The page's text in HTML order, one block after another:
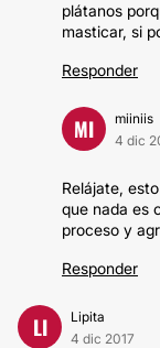
plátanos
masticar, si
Responder
MI
miiniis
4 dic
Relájate,
que nada es
proceso y
Responder
LI
Lipita
4 dic 2017